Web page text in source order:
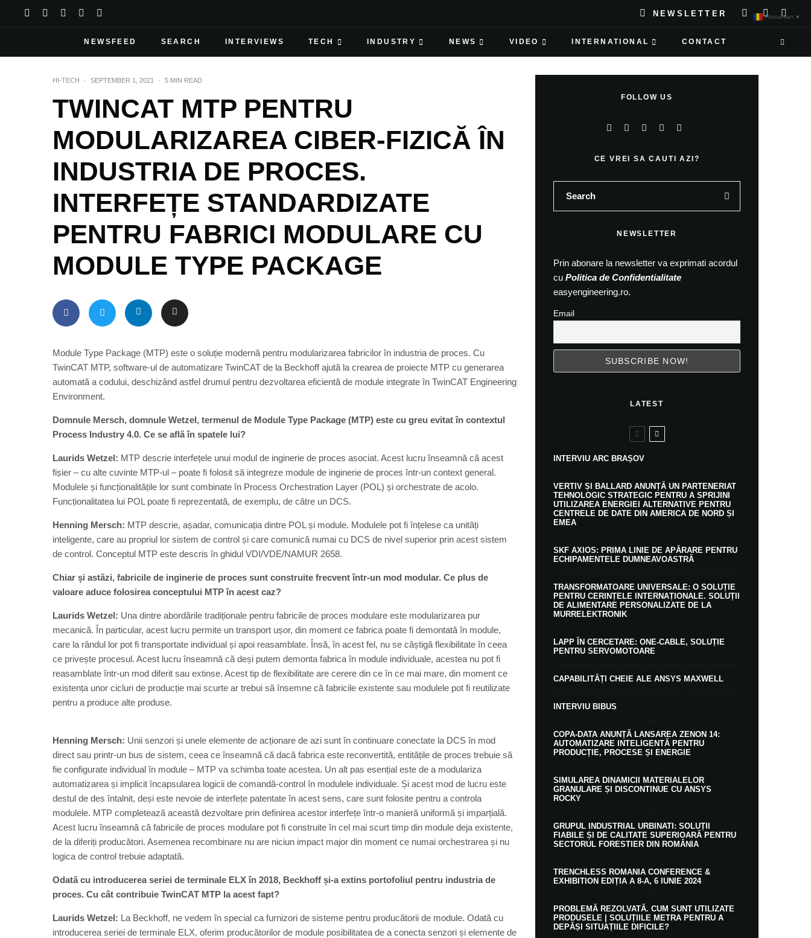
NEWSLETTER
NEWSFEED SEARCH INTERVIEWS TECH INDUSTRY NEWS VIDEO INTERNATIONAL CONTACT
HI-TECH · SEPTEMBER 1, 2021 · 5 MIN READ
TWINCAT MTP PENTRU
MODULARIZAREA CIBER-FIZICĂ ÎN
INDUSTRIA DE PROCES.
INTERFEȚE STANDARDIZATE
PENTRU FABRICI MODULARE CU
MODULE TYPE PACKAGE
Module Type Package (MTP) este o soluție modernă pentru modularizarea fabricilor în industria de proces. Cu
TwinCAT MTP, software-ul de automatizare TwinCAT de la Beckhoff ajută la crearea de proiecte MTP cu generarea
automată a codului, deschizând astfel drumul pentru dezvoltarea eficientă de module integrate în TwinCAT Engineering
Environment.
Domnule Mersch, domnule Wetzel, termenul de Module Type Package (MTP) este cu greu evitat în contextul
Process Industry 4.0. Ce se află în spatele lui?
Laurids Wetzel: MTP descrie interfețele unui modul de inginerie de proces asociat. Acest lucru înseamnă că acest
fișier – cu alte cuvinte MTP-ul – poate fi folosit să integreze module de inginerie de proces într-un context general.
Modulele și funcționalitățile lor sunt combinate în Process Orchestration Layer (POL) și orchestrate de acolo.
Funcționalitatea lui POL poate fi reprezentată, de exemplu, de către un DCS.
Henning Mersch: MTP descrie, așadar, comunicația dintre POL și module. Modulele pot fi înțelese ca unități
inteligente, care au propriul lor sistem de control și care comunică numai cu DCS de nivel superior prin acest sistem
de control. Conceptul MTP este descris în ghidul VDI/VDE/NAMUR 2658.
Chiar și astăzi, fabricile de inginerie de proces sunt construite frecvent într-un mod modular. Ce plus de
valoare aduce folosirea conceptului MTP în acest caz?
Laurids Wetzel: Una dintre abordările tradiționale pentru fabricile de proces modulare este modularizarea pur
mecanică. În particular, acest lucru permite un transport ușor, din moment ce fabrica poate fi demontată în module,
care la rândul lor pot fi transportate individual și apoi reasamblate. Însă, în acest fel, nu se câștigă flexibilitate în ceea
ce privește procesul. Acest lucru înseamnă că deși putem demonta fabrica în module individuale, acestea nu pot fi
reasamblate într-un mod diferit sau extinse. Acest tip de flexibilitate are cerere din ce în ce mai mare, din moment ce
existența unor cicluri de producție mai scurte ar trebui să însemne că fabricile existente sau modulele pot fi reutilizate
pentru a produce alte produse.
Henning Mersch: Unii senzori și unele elemente de acționare de azi sunt în continuare conectate la DCS în mod
direct sau printr-un bus de sistem, ceea ce înseamnă că dacă fabrica este reconvertită, entitățile de proces trebuie să
fie configurate individual în module – MTP va schimba toate acestea. Un alt pas esențial este de a modulariza
automatizarea și implicit încapsularea logicii de comandă-control în modulele individuale. Și acest mod de lucru este
destul de des întalnit, deși este nevoie de interfețe patentate în acest sens, care sunt folosite pentru a controla
modulele. MTP completează această dezvoltare prin definirea acestor interfețe într-o manieră uniformă și imparțială.
Acest lucru înseamnă că fabricile de proces modulare pot fi construite în cel mai scurt timp din module deja existente,
de la diferiți producători. Asemenea recombinare nu are niciun impact major din moment ce numai orchestrarea și nu
logica de control trebuie adaptată.
Odată cu introducerea seriei de terminale ELX în 2018, Beckhoff și-a extins portofoliul pentru industria de
proces. Cu cât contribuie TwinCAT MTP la acest fapt?
Laurids Wetzel: La Beckhoff, ne vedem în special ca furnizori de sisteme pentru producătorii de module. Odată cu
introducerea seriei de terminale ELX, oferim producătorilor de module posibilitatea de a conecta senzori și elemente de
FOLLOW US
CE VREI SA CAUTI AZI?
NEWSLETTER
Prin abonare la newsletter va exprimati acordul
cu Politica de Confidentialitate
easyengineering.ro.
Email
LATEST
INTERVIU ARC BRAȘOV
VERTIV ȘI BALLARD ANUNȚĂ UN PARTENERIAT
TEHNOLOGIC STRATEGIC PENTRU A SPRIJINI
UTILIZAREA ENERGIEI ALTERNATIVE PENTRU
CENTRELE DE DATE DIN AMERICA DE NORD ȘI
EMEA
SKF AXIOS: PRIMA LINIE DE APĂRARE PENTRU
ECHIPAMENTELE DUMNEAVOASTRĂ
TRANSFORMATOARE UNIVERSALE: O SOLUȚIE
PENTRU CERINȚELE INTERNAȚIONALE. SOLUȚII
DE ALIMENTARE PERSONALIZATE DE LA
MURRELEKTRONIK
LAPP ÎN CERCETARE: ONE-CABLE, SOLUȚIE
PENTRU SERVOMOTOARE
CAPABILITĂȚI CHEIE ALE ANSYS MAXWELL
INTERVIU BIBUS
COPA-DATA ANUNȚĂ LANSAREA ZENON 14:
AUTOMATIZARE INTELIGENTĂ PENTRU
PRODUCȚIE, PROCESE ȘI ENERGIE
SIMULAREA DINAMICII MATERIALELOR
GRANULARE ȘI DISCONTINUE CU ANSYS
ROCKY
GRUPUL INDUSTRIAL URBINATI: SOLUȚII
FIABILE ȘI DE CALITATE SUPERIOARĂ PENTRU
SECTORUL FORESTIER DIN ROMÂNIA
TRENCHLESS ROMANIA CONFERENCE &
EXHIBITION EDIȚIA A 8-A, 6 IUNIE 2024
PROBLEMĂ REZOLVATĂ. CUM SUNT UTILIZATE
PRODUSELE | SOLUȚIILE METRA PENTRU A
DEPĂȘI SITUAȚIILE DIFICILE?
Romanian ▼